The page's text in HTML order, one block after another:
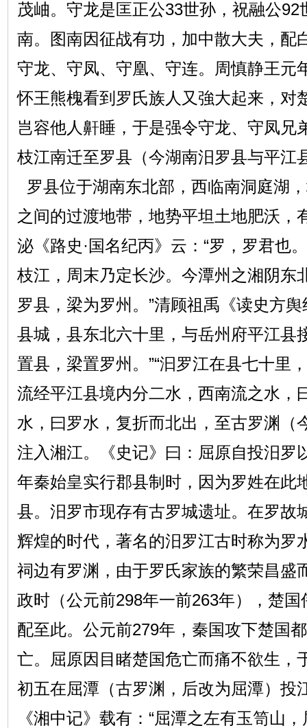
茂岫。守龙是匡正公33世孙，祝融公
南。图南因征战有功，加中散大夫，配
守龙、守凤、守凰、守连。周慎静王元
怀王熊槐看到罗氏族人又強大起来，对
岂容他人鼾睡，于是强令守龙、守凤兄
枝江南迁至罗县（今湖南汨罗县
罗县位于湖南东北部，西临南洞庭湖
之间的过渡地带，地势平坦土地肥沃，
泌《路史·国名纪丙》云：“罗，罗君也
枝江，周末乃定长沙。今潭州之湘阴东
罗县，梁为罗州。”清顾祖禹《读史方
县城，县东北六十里，与岳州府平江县
置县，梁置罗州。”“汩罗江在县七十里
流经平江县境内分二水，西南流之水，
水，曰罗水，复折而北出，至古罗渊（
注入湘江。《史记》曰：屈原自投汨罗
年秦始皇实行郡县制时，因为罗姓在此
县。汨罗市现存有古罗城遗址。在罗故
辉煌的时代，著名的汨罗江古时称为罗
祠边有罗渊，由于罗氏家族的繁荣昌盛
政时（公元前298年一前263年），楚
配至此。公元前279年，秦国攻下楚国
亡。屈原因目睹楚国危亡而痛不欲生，
初五在屈潭（古罗渊，后改为屈潭）投
《湘中记》载有：“屈潭之左有玉笥山